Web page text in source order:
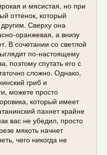
и мясистая, но при
оттенок, который
Сверху она
оранжевая, а внизу
В сочетании со светлой
по-настоящему
поэтому спутать его с
сложно. Однако,
гриб и
можете просто
который имеет
пахнет крайне
вас не убедил, просто
мякоть начнет
чего никогда не